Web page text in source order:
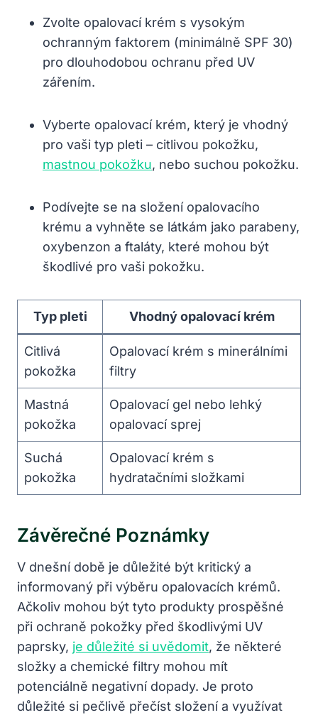
Zvolte opalovací krém s vysokým
ochranným faktorem (minimálně SPF 30)
pro dlouhodobou ochranu před UV
zářením.
Vyberte opalovací krém, který je vhodný
pro vaši typ pleti – citlivou pokožku,
mastnou pokožku, nebo suchou pokožku.
Podívejte se na složení opalovacího
krému a vyhněte se látkám jako parabeny,
oxybenzon a ftaláty, které mohou být
škodlivé pro vaši pokožku.
Typ pleti Vhodný opalovací krém
Citlivá
pokožka
Opalovací krém s minerálními
filtry
Mastná
pokožka
Opalovací gel nebo lehký
opalovací sprej
Suchá
pokožka
Opalovací krém s
hydratačními složkami
Závěrečné Poznámky
V dnešní době je důležité být kritický a
informovaný při výběru opalovacích krémů.
Ačkoliv mohou být tyto produkty prospěšné
při ochraně pokožky před škodlivými UV
paprsky, je důležité si uvědomit, že některé
složky a chemické filtry mohou mít
potenciálně negativní dopady. Je proto
důležité si pečlivě přečíst složení a využívat